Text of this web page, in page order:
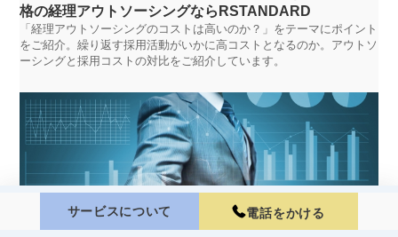
サービスについて 電話をかける
格の経理アウトソーシングならRSTANDARD
「経理アウトソーシングのコストは高いのか？」をテーマにポイント
をご紹介。繰り返す採用活動がいかに高コストとなるのか。アウトソ
ーシングと採用コストの対比をご紹介しています。